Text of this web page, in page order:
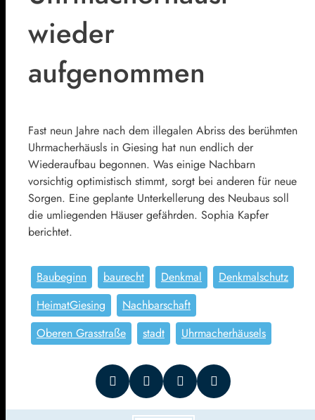
wieder
aufgenommen
Fast neun Jahre nach dem illegalen Abriss des berühmten
Uhrmacherhäusls in Giesing hat nun endlich der
Wiederaufbau begonnen. Was einige Nachbarn
vorsichtig optimistisch stimmt, sorgt bei anderen für neue
Sorgen. Eine geplante Unterkellerung des Neubaus soll
die umliegenden Häuser gefährden. Sophia Kapfer
berichtet.
Baubeginn baurecht Denkmal
Denkmalschutz
HeimatGiesing
Nachbarschaft
Oberen Grasstraße
stadt Uhrmacherhäusels